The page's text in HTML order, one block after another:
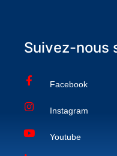
Suivez-nous
Facebook
Instagram
Youtube